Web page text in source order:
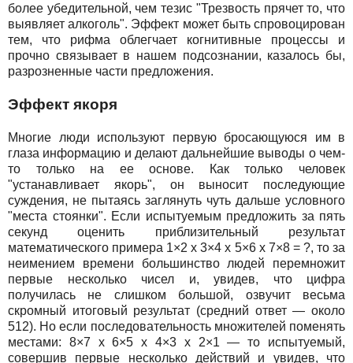
более убедительной, чем тезис "Трезвость прячет то, что
выявляет алкоголь". Эффект может быть спровоцирован
тем, что рифма облегчает когнитивные процессы и
прочно связывает в нашем подсознании, казалось бы,
разрозненные части предложения.
Эффект якоря
Многие люди используют первую бросающуюся им в
глаза информацию и делают дальнейшие выводы о чем-
то только на ее основе. Как только человек
"устанавливает якорь", он выносит последующие
суждения, не пытаясь заглянуть чуть дальше условного
"места стоянки". Если испытуемым предложить за пять
секунд оценить приблизительный результат
математического примера 1×2 x 3×4 x 5×6 x 7×8 = ?, то за
неимением времени большинство людей перемножит
первые несколько чисел и, увидев, что цифра
получилась не слишком большой, озвучит весьма
скромный итоговый результат (средний ответ — около
512). Но если последовательность множителей поменять
местами: 8×7 x 6×5 x 4×3 x 2×1 — то испытуемый,
совершив первые несколько действий и увидев, что